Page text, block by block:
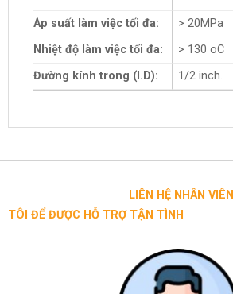
Áp suất làm việc tối đa:
> 20MPa
Nhiệt độ làm việc tối đa:
> 130 oC
Đường kính trong (I.D):
1/2 inch.
LIÊN HỆ NHÂN VIÊN TƯ
TÔI ĐỂ ĐƯỢC HỖ TRỢ TẬN TÌNH